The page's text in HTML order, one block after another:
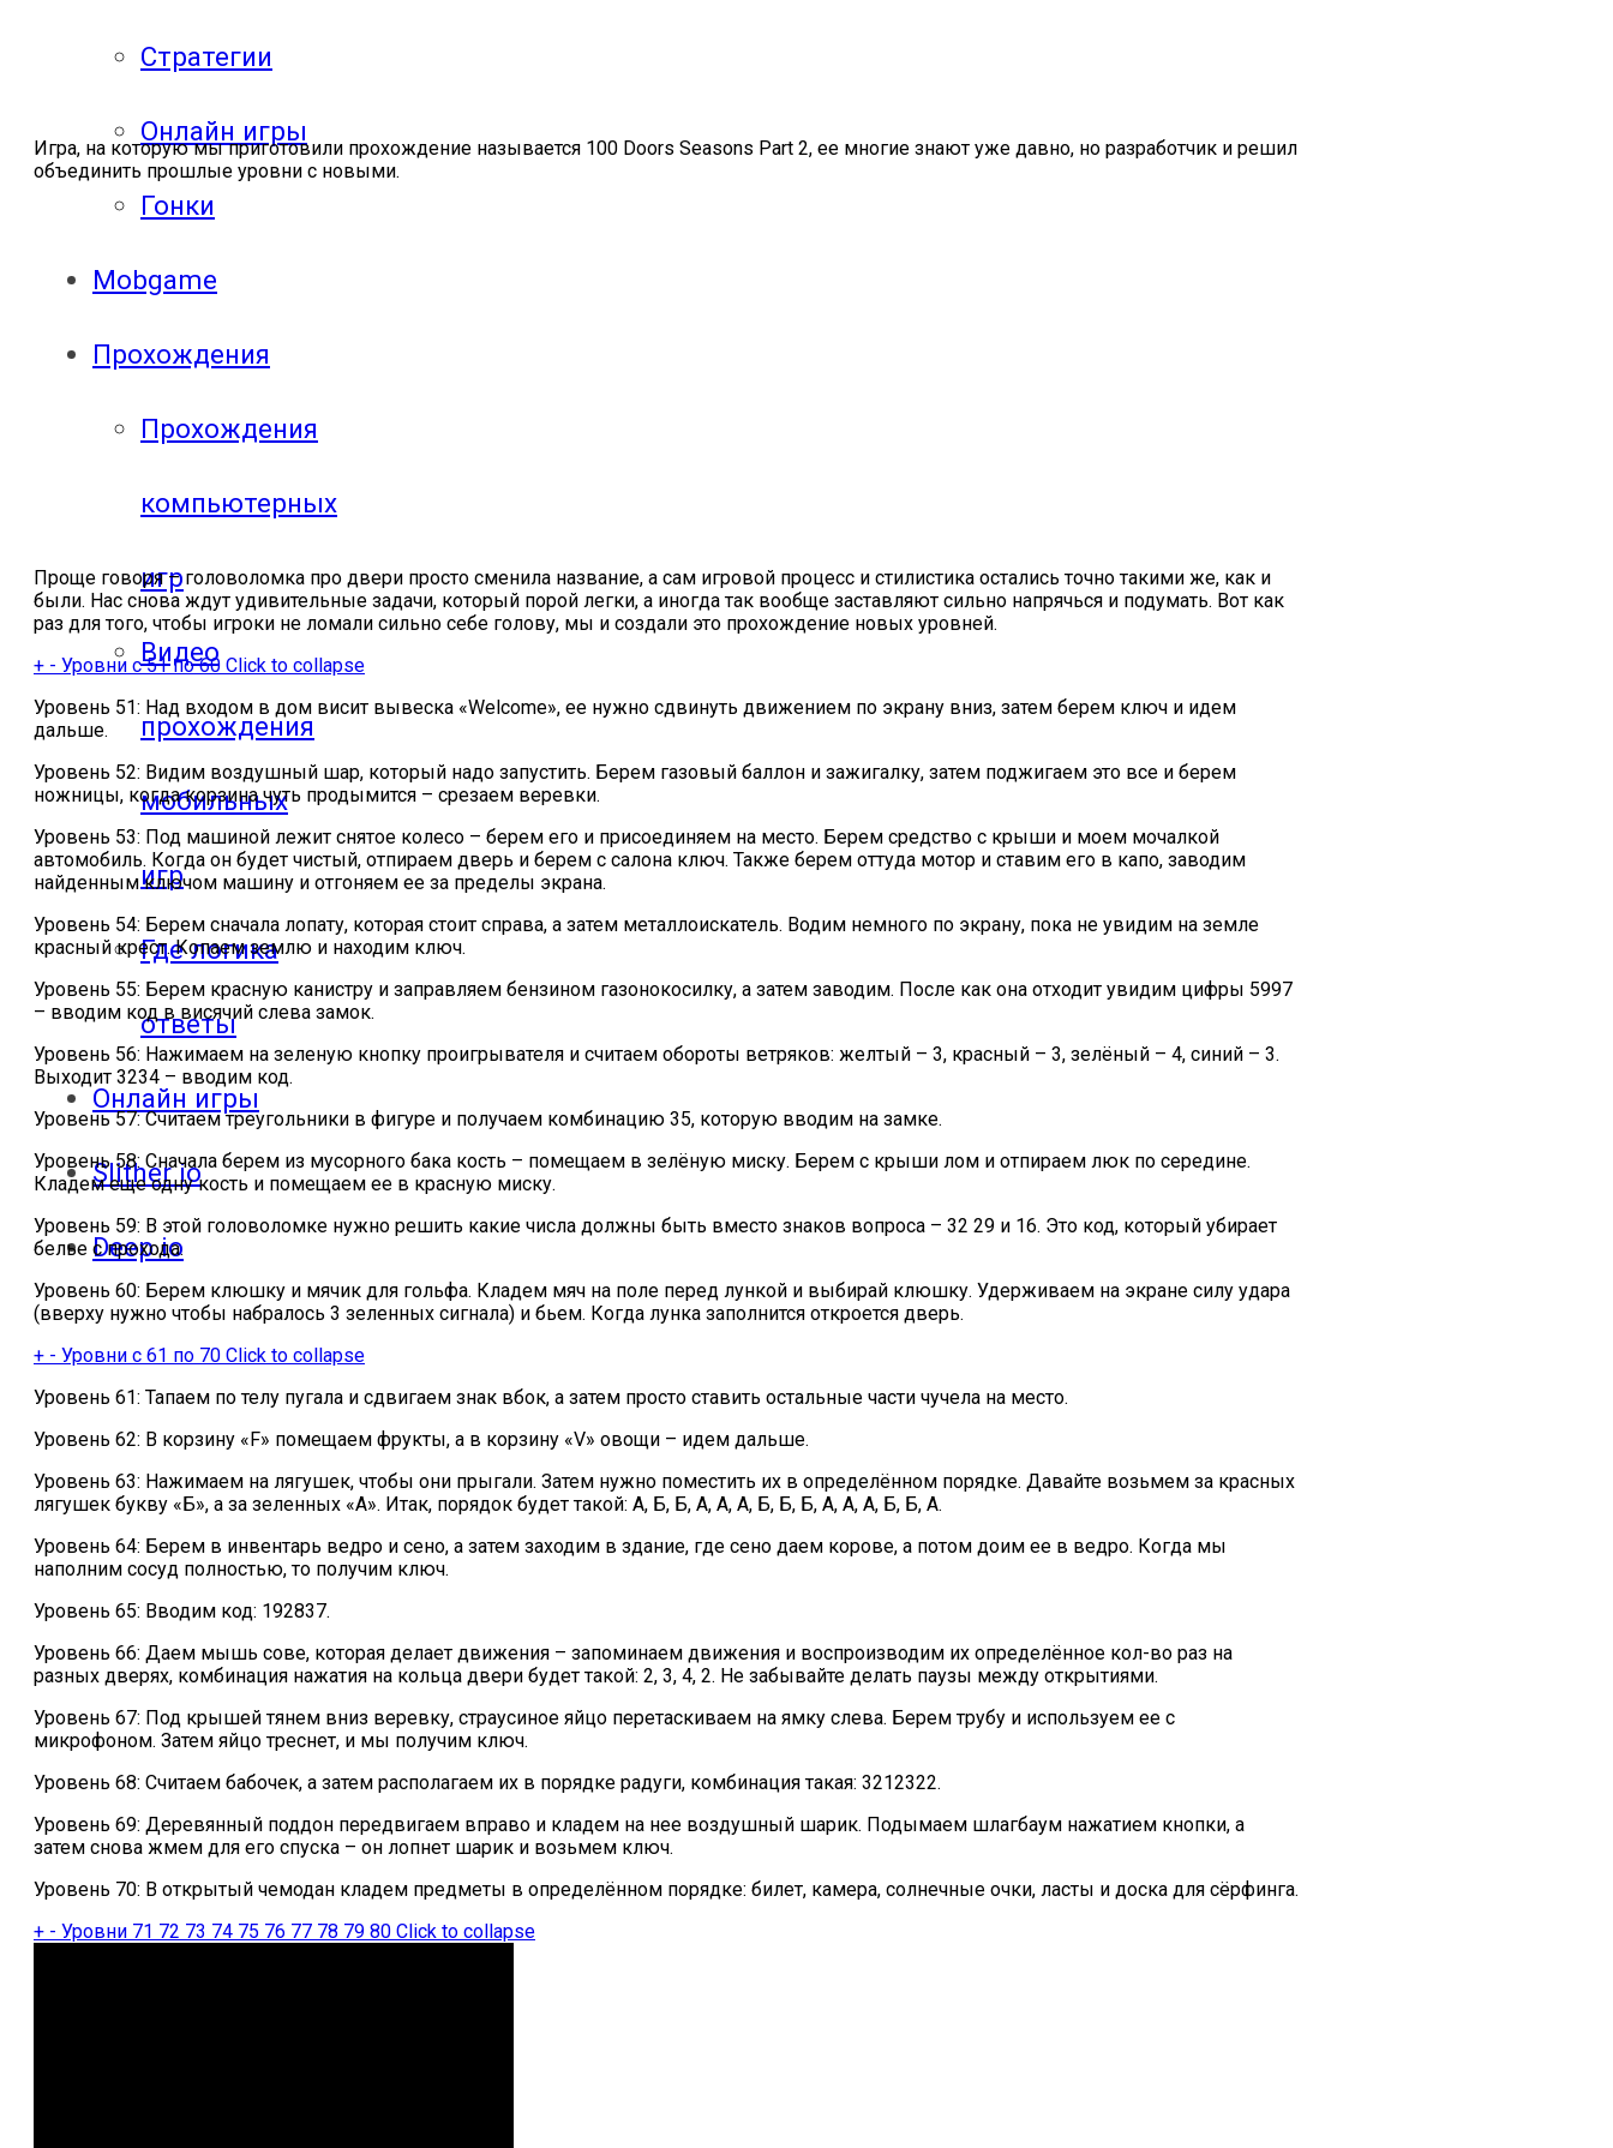
Стратегии
Онлайн игры
Гонки
Mobgame
Прохождения
Прохождения
компьютерных
игр
Видео
прохождения
мобильных
игр
Где логика
ответы
Онлайн игры
Slither io
Deep io
Игра, на которую мы приготовили прохождение называется 100 Doors Seasons Part 2, ее многие знают уже давно, но разработчик и решил
объединить прошлые уровни с новыми.
Проще говоря – головоломка про двери просто сменила название, а сам игровой процесс и стилистика остались точно такими же, как и
были. Нас снова ждут удивительные задачи, который порой легки, а иногда так вообще заставляют сильно напрячься и подумать. Вот как
раз для того, чтобы игроки не ломали сильно себе голову, мы и создали это прохождение новых уровней.
+ - Уровни с 51 по 60 Click to collapse
Уровень 51: Над входом в дом висит вывеска «Welcome», ее нужно сдвинуть движением по экрану вниз, затем берем ключ и идем
дальше.
Уровень 52: Видим воздушный шар, который надо запустить. Берем газовый баллон и зажигалку, затем поджигаем это все и берем
ножницы, когда корзина чуть продымится – срезаем веревки.
Уровень 53: Под машиной лежит снятое колесо – берем его и присоединяем на место. Берем средство с крыши и моем мочалкой
автомобиль. Когда он будет чистый, отпираем дверь и берем с салона ключ. Также берем оттуда мотор и ставим его в капо, заводим
найденным ключом машину и отгоняем ее за пределы экрана.
Уровень 54: Берем сначала лопату, которая стоит справа, а затем металлоискатель. Водим немного по экрану, пока не увидим на земле
красный крест. Копаем землю и находим ключ.
Уровень 55: Берем красную канистру и заправляем бензином газонокосилку, а затем заводим. После как она отходит увидим цифры 5997
– вводим код в висячий слева замок.
Уровень 56: Нажимаем на зеленую кнопку проигрывателя и считаем обороты ветряков: желтый – 3, красный – 3, зелёный – 4, синий – 3.
Выходит 3234 – вводим код.
Уровень 57: Считаем треугольники в фигуре и получаем комбинацию 35, которую вводим на замке.
Уровень 58: Сначала берем из мусорного бака кость – помещаем в зелёную миску. Берем с крыши лом и отпираем люк по середине.
Кладем еще одну кость и помещаем ее в красную миску.
Уровень 59: В этой головоломке нужно решить какие числа должны быть вместо знаков вопроса – 32 29 и 16. Это код, который убирает
белье с прохода.
Уровень 60: Берем клюшку и мячик для гольфа. Кладем мяч на поле перед лункой и выбирай клюшку. Удерживаем на экране силу удара
(вверху нужно чтобы набралось 3 зеленных сигнала) и бьем. Когда лунка заполнится откроется дверь.
+ - Уровни с 61 по 70 Click to collapse
Уровень 61: Тапаем по телу пугала и сдвигаем знак вбок, а затем просто ставить остальные части чучела на место.
Уровень 62: В корзину «F» помещаем фрукты, а в корзину «V» овощи – идем дальше.
Уровень 63: Нажимаем на лягушек, чтобы они прыгали. Затем нужно поместить их в определённом порядке. Давайте возьмем за красных
лягушек букву «Б», а за зеленных «А». Итак, порядок будет такой: А, Б, Б, А, А, А, Б, Б, Б, А, А, А, Б, Б, А.
Уровень 64: Берем в инвентарь ведро и сено, а затем заходим в здание, где сено даем корове, а потом доим ее в ведро. Когда мы
наполним сосуд полностью, то получим ключ.
Уровень 65: Вводим код: 192837.
Уровень 66: Даем мышь сове, которая делает движения – запоминаем движения и воспроизводим их определённое кол-во раз на
разных дверях, комбинация нажатия на кольца двери будет такой: 2, 3, 4, 2. Не забывайте делать паузы между открытиями.
Уровень 67: Под крышей тянем вниз веревку, страусиное яйцо перетаскиваем на ямку слева. Берем трубу и используем ее с
микрофоном. Затем яйцо треснет, и мы получим ключ.
Уровень 68: Считаем бабочек, а затем располагаем их в порядке радуги, комбинация такая: 3212322.
Уровень 69: Деревянный поддон передвигаем вправо и кладем на нее воздушный шарик. Подымаем шлагбаум нажатием кнопки, а
затем снова жмем для его спуска – он лопнет шарик и возьмем ключ.
Уровень 70: В открытый чемодан кладем предметы в определённом порядке: билет, камера, солнечные очки, ласты и доска для сёрфинга.
+ - Уровни 71 72 73 74 75 76 77 78 79 80 Click to collapse